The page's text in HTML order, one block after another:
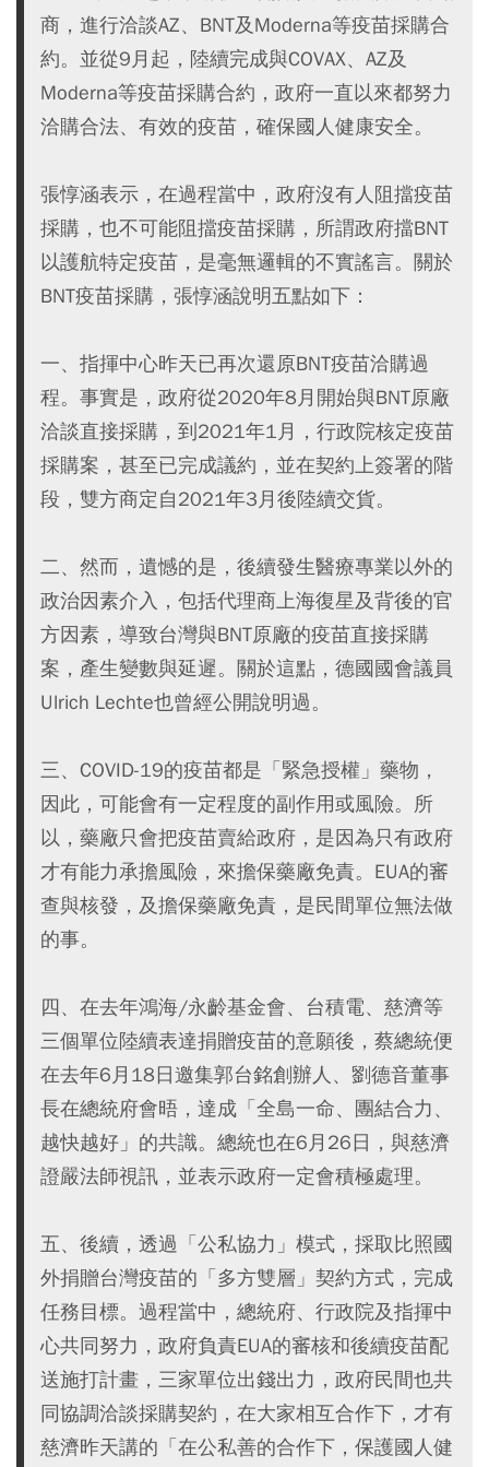
商，進行洽談AZ、BNT及Moderna等疫苗採購合
約。並從9月起，陸續完成與COVAX、AZ及
Moderna等疫苗採購合約，政府一直以來都努力
洽購合法、有效的疫苗，確保國人健康安全。
張惇涵表示，在過程當中，政府沒有人阻擋疫苗
採購，也不可能阻擋疫苗採購，所謂政府擋BNT
以護航特定疫苗，是毫無邏輯的不實謠言。關於
BNT疫苗採購，張惇涵說明五點如下：
一、指揮中心昨天已再次還原BNT疫苗洽購過
程。事實是，政府從2020年8月開始與BNT原廠
洽談直接採購，到2021年1月，行政院核定疫苗
採購案，甚至已完成議約，並在契約上簽署的階
段，雙方商定自2021年3月後陸續交貨。
二、然而，遺憾的是，後續發生醫療專業以外的
政治因素介入，包括代理商上海復星及背後的官
方因素，導致台灣與BNT原廠的疫苗直接採購
案，產生變數與延遲。關於這點，德國國會議員
Ulrich Lechte也曾經公開說明過。
三、COVID-19的疫苗都是「緊急授權」藥物，
因此，可能會有一定程度的副作用或風險。所
以，藥廠只會把疫苗賣給政府，是因為只有政府
才有能力承擔風險，來擔保藥廠免責。EUA的審
查與核發，及擔保藥廠免責，是民間單位無法做
的事。
四、在去年鴻海/永齡基金會、台積電、慈濟等
三個單位陸續表達捐贈疫苗的意願後，蔡總統便
在去年6月18日邀集郭台銘創辦人、劉德音董事
長在總統府會晤，達成「全島一命、團結合力、
越快越好」的共識。總統也在6月26日，與慈濟
證嚴法師視訊，並表示政府一定會積極處理。
五、後續，透過「公私協力」模式，採取比照國
外捐贈台灣疫苗的「多方雙層」契約方式，完成
任務目標。過程當中，總統府、行政院及指揮中
心共同努力，政府負責EUA的審核和後續疫苗配
送施打計畫，三家單位出錢出力，政府民間也共
同協調洽談採購契約，在大家相互合作下，才有
慈濟昨天講的「在公私善的合作下，保護國人健